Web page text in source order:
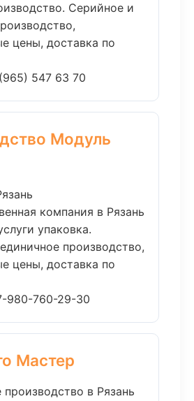
Серийное и
цены, доставка по
547 63 70
Модуль
компания в Рязань
упаковка.
производство,
цены, доставка по
980-760-29-30
Мастер
производство в Рязань